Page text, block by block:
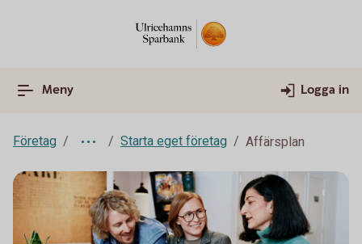
Meny Logga in
Företag Starta eget företag Affärsplan